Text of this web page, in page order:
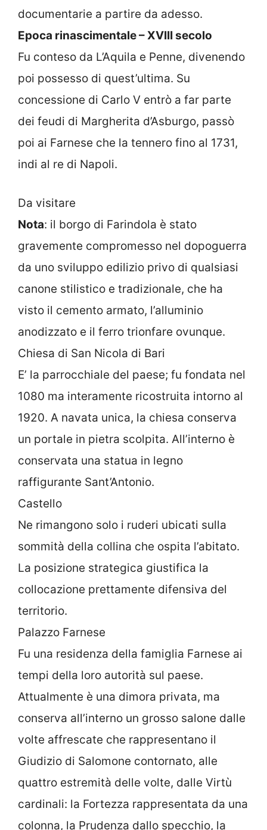
documentarie a partire da adesso.
Epoca rinascimentale – XVIII secolo
Fu conteso da L’Aquila e Penne, divenendo
poi possesso di quest’ultima. Su
concessione di Carlo V entrò a far parte
dei feudi di Margherita d’Asburgo, passò
poi ai Farnese che la tennero fino al 1731,
indi al re di Napoli.
Da visitare
Nota: il borgo di Farindola è stato
gravemente compromesso nel dopoguerra
da uno sviluppo edilizio privo di qualsiasi
canone stilistico e tradizionale, che ha
visto il cemento armato, l’alluminio
anodizzato e il ferro trionfare ovunque.
Chiesa di San Nicola di Bari
E’ la parrocchiale del paese; fu fondata nel
1080 ma interamente ricostruita intorno al
1920. A navata unica, la chiesa conserva
un portale in pietra scolpita. All’interno è
conservata una statua in legno
raffigurante Sant’Antonio.
Castello
Ne rimangono solo i ruderi ubicati sulla
sommità della collina che ospita l’abitato.
La posizione strategica giustifica la
collocazione prettamente difensiva del
territorio.
Palazzo Farnese
Fu una residenza della famiglia Farnese ai
tempi della loro autorità sul paese.
Attualmente è una dimora privata, ma
conserva all’interno un grosso salone dalle
volte affrescate che rappresentano il
Giudizio di Salomone contornato, alle
quattro estremità delle volte, dalle Virtù
cardinali: la Fortezza rappresentata da una
colonna, la Prudenza dallo specchio, la